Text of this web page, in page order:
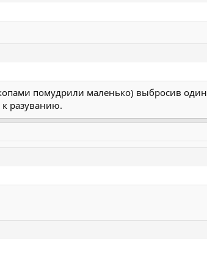
помудрили маленько) выбросив один
разуванию.